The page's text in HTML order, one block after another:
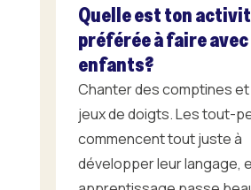
Quelle est ton
préférée à faire
enfants?
Chanter des comptines
jeux de doigts. Les tout-
commencent tout juste à
développer leur langage,